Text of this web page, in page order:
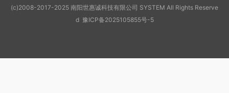
(c)2008-2017-2025 南阳世惠诚科技有限公司 SYSTEM All Rights Reserve
d 豫ICP备2025105855号-5